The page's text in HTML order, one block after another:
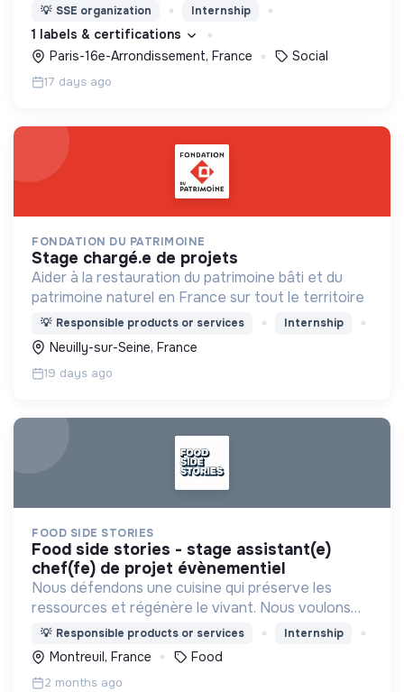
d’éducation, de formation et d’insertion pour leur
permettre de devenir des hommes et des femmes
debout.
💡 SSE organization Internship
1 labels & certifications
Paris-16e-Arrondissement, France
Social
17 days ago
FONDATION DU PATRIMOINE
stage chargé.e de projets
Aider à la restauration du patrimoine bâti et du
patrimoine naturel en France sur tout le territoire
💡 Responsible products or services Internship
Neuilly-sur-Seine, France
19 days ago
FOOD SIDE STORIES
food side stories - stage assistant(e)
chef(fe) de projet évènementiel
Nous défendons une cuisine qui préserve les
ressources et régénère le vivant. Nous voulons
démontrer qu’un modèle inspiré du vivant est la clé
pour être durablement viable et vertueux.
💡 Responsible products or services Internship
Montreuil, France Food
2 months ago